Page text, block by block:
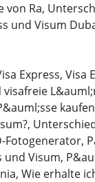
Ra,
und Visum
Express, Visa
visafreie
und Visum,
Wie erhalte